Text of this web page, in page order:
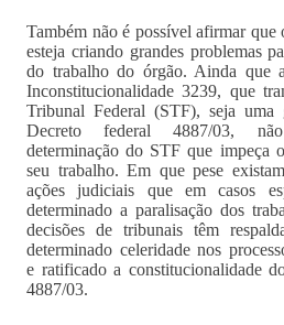
Também não é possível afirmar que
esteja criando grandes problemas
do trabalho do órgão. Ainda que
Inconstitucionalidade 3239, que
Tribunal Federal (STF), seja uma
Decreto federal 4887/03,
determinação do STF que impeça
seu trabalho. Em que pese
ações judiciais que em casos
determinado a paralisação dos
decisões de tribunais têm
determinado celeridade nos
e ratificado a constitucionalidade
4887/03.